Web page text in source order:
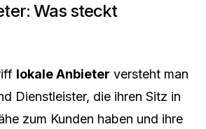
Was steckt
lokale Anbieter versteht man
Dienstleister, die ihren Sitz in
zum Kunden haben und ihre